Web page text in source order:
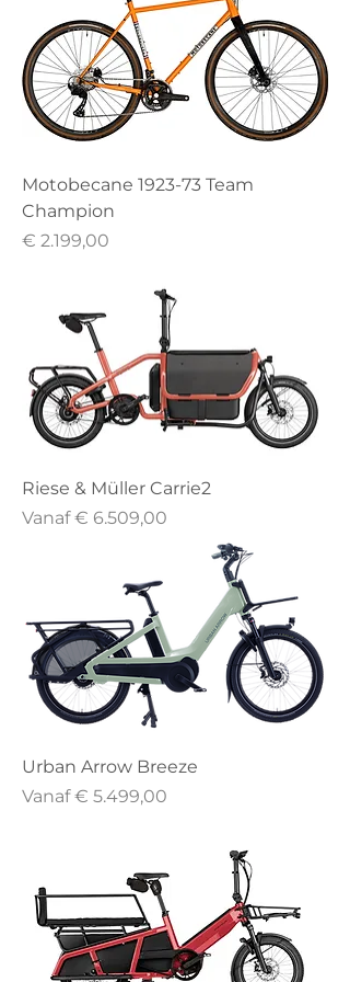
Motobecane 1923-73 Team
Champion
Prijs
€ 2.199,00
Riese & Müller Carrie2
Vanaf€ 6.509,00
Verkoopprijs
Urban Arrow Breeze
Vanaf€ 5.499,00
Verkoopprijs